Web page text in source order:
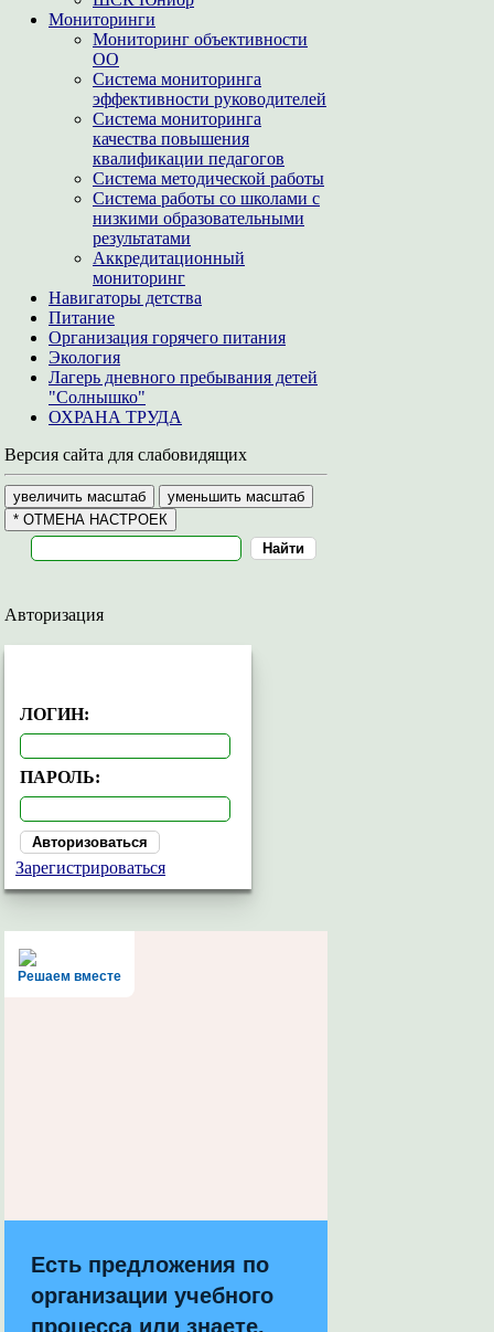
Мониторинги
Мониторинг объективности
ОО
Система мониторинга
эффективности руководителей
Система мониторинга
качества повышения
квалификации педагогов
Система методической работы
Система работы со школами с
низкими образовательными
результатами
Аккредитационный
мониторинг
Навигаторы детства
Питание
Организация горячего питания
Экология
Лагерь дневного пребывания детей
"Солнышко"
ОХРАНА ТРУДА
Версия сайта для слабовидящих
Авторизация
ЛОГИН:
ПАРОЛЬ:
Зарегистрироваться
Решаем вместе
Есть предложения по
организации учебного
процесса или знаете,